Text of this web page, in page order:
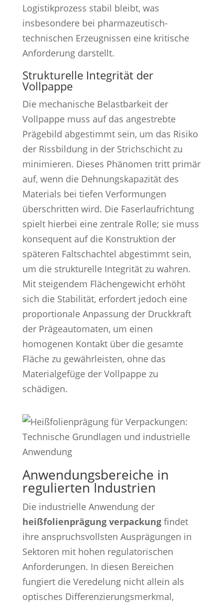
Logistikprozess stabil bleibt, was
insbesondere bei pharmazeutisch-
technischen Erzeugnissen eine kritische
Anforderung darstellt.
Strukturelle Integrität der
Vollpappe
Die mechanische Belastbarkeit der
Vollpappe muss auf das angestrebte
Prägebild abgestimmt sein, um das Risiko
der Rissbildung in der Strichschicht zu
minimieren. Dieses Phänomen tritt primär
auf, wenn die Dehnungskapazität des
Materials bei tiefen Verformungen
überschritten wird. Die Faserlaufrichtung
spielt hierbei eine zentrale Rolle; sie muss
konsequent auf die Konstruktion der
späteren Faltschachtel abgestimmt sein,
um die strukturelle Integrität zu wahren.
Mit steigendem Flächengewicht erhöht
sich die Stabilität, erfordert jedoch eine
proportionale Anpassung der Druckkraft
der Prägeautomaten, um einen
homogenen Kontakt über die gesamte
Fläche zu gewährleisten, ohne das
Materialgefüge der Vollpappe zu
schädigen.
Anwendungsbereiche in
regulierten Industrien
Die industrielle Anwendung der
heißfolienprägung verpackungfindet
ihre anspruchsvollsten Ausprägungen in
Sektoren mit hohen regulatorischen
Anforderungen. In diesen Bereichen
fungiert die Veredelung nicht allein als
optisches Differenzierungsmerkmal,